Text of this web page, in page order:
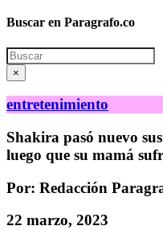
Buscar en Paragrafo.co
Search
×
entretenimiento
Shakira pasó nuevo
luego que su mamá
Por: Redacción
22 marzo, 2023